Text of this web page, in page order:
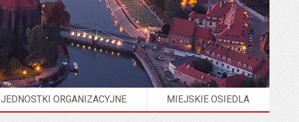
JEDNOSTKI ORGANIZACYJNE MIEJSKIE OSIEDLA